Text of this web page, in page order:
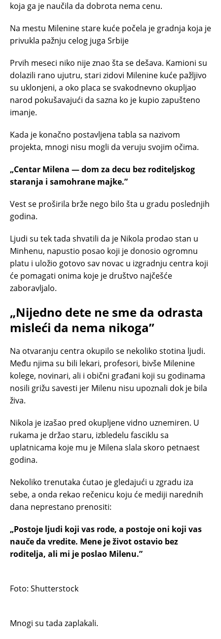
koja ga je naučila da dobrota nema cenu.
Na mestu Milenine stare kuće počela je gradnja koja je
privukla pažnju celog juga Srbije
Prvih meseci niko nije znao šta se dešava. Kamioni su
dolazili rano ujutru, stari zidovi Milenine kuće pažljivo
su uklonjeni, a oko placa se svakodnevno okupljao
narod pokušavajući da sazna ko je kupio zapušteno
imanje.
Kada je konačno postavljena tabla sa nazivom
projekta, mnogi nisu mogli da veruju svojim očima.
„Centar Milena — dom za decu bez roditeljskog
staranja i samohrane majke.”
Vest se proširila brže nego bilo šta u gradu poslednjih
godina.
Ljudi su tek tada shvatili da je Nikola prodao stan u
Minhenu, napustio posao koji je donosio ogromnu
platu i uložio gotovo sav novac u izgradnju centra koji
će pomagati onima koje je društvo najčešće
zaboravljalo.
„Nijedno dete ne sme da odrasta
misleći da nema nikoga”
Na otvaranju centra okupilo se nekoliko stotina ljudi.
Među njima su bili lekari, profesori, bivše Milenine
kolege, novinari, ali i obični građani koji su godinama
nosili grižu savesti jer Milenu nisu upoznali dok je bila
živa.
Nikola je izašao pred okupljene vidno uznemiren. U
rukama je držao staru, izbledelu fasciklu sa
uplatnicama koje mu je Milena slala skoro petnaest
godina.
Nekoliko trenutaka ćutao je gledajući u zgradu iza
sebe, a onda rekao rečenicu koju će mediji narednih
dana neprestano prenositi:
„Postoje ljudi koji vas rode, a postoje oni koji vas
nauče da vredite. Mene je život ostavio bez
roditelja, ali mi je poslao Milenu.”
Foto: Shutterstock
Mnogi su tada zaplakali.